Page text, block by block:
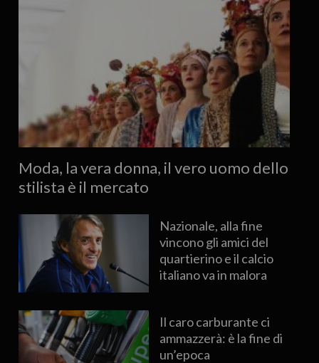
Moda, la vera donna, il vero uomo dello
stilista è il mercato
Nazionale, alla fine
vincono gli amici del
quartierino e il calcio
italiano va in malora
Il caro carburante ci
ammazzerà: è la fine di
un’epoca